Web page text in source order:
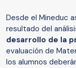
Desde el Mineduc
resultado del
desarrollo de la
evaluación de
los alumnos